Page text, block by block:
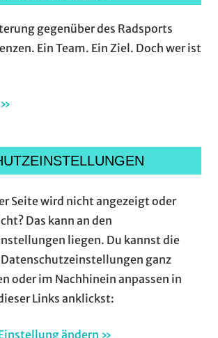
gegenüber des Radsports
Ein Team. Ein Ziel. Doch wer ist
»
Seite wird nicht angezeigt oder
Das kann an den
liegen. Du kannst die
ganz
oder im Nachhinein anpassen in
Links anklickst:
ändern »